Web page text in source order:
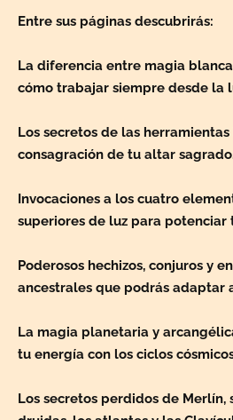
Entre sus páginas descubrirás:
La diferencia entre magia
cómo trabajar siempre desde la
Los secretos de las
consagración de tu altar
Invocaciones a los cuatro
superiores de luz para potenciar
Poderosos hechizos, conjuros y
ancestrales que podrás adaptar
La magia planetaria y
tu energía con los ciclos
Los secretos perdidos de Merlín,